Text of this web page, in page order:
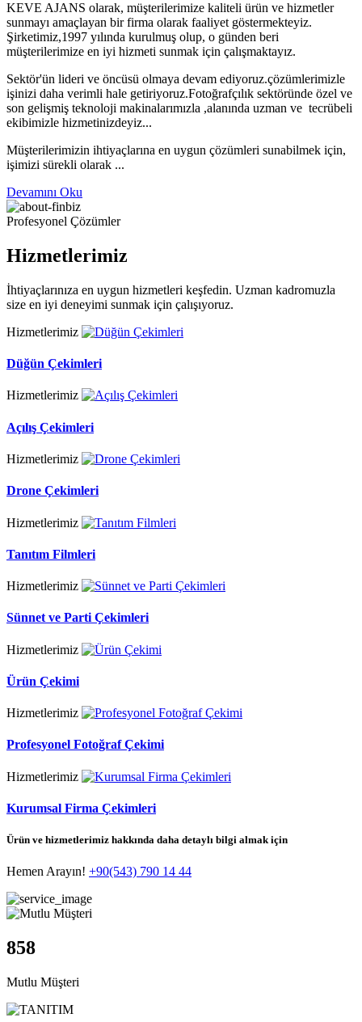
KEVE AJANS olarak, müşterilerimize kaliteli ürün ve hizmetler
sunmayı amaçlayan bir firma olarak faaliyet göstermekteyiz.
Şirketimiz,1997 yılında kurulmuş olup, o günden beri
müşterilerimize en iyi hizmeti sunmak için çalışmaktayız.
Sektör'ün lideri ve öncüsü olmaya devam ediyoruz.çözümlerimizle
işinizi daha verimli hale getiriyoruz.Fotoğrafçılık sektöründe özel ve
son gelişmiş teknoloji makinalarımızla ,alanında uzman ve tecrübeli
ekibimizle hizmetinizdeyiz...
Müşterilerimizin ihtiyaçlarına en uygun çözümleri sunabilmek için,
işimizi sürekli olarak ...
Devamını Oku
Profesyonel Çözümler
Hizmetlerimiz
İhtiyaçlarınıza en uygun hizmetleri keşfedin. Uzman kadromuzla
size en iyi deneyimi sunmak için çalışıyoruz.
Hizmetlerimiz
Düğün Çekimleri
Hizmetlerimiz
Açılış Çekimleri
Hizmetlerimiz
Drone Çekimleri
Hizmetlerimiz
Tanıtım Filmleri
Hizmetlerimiz
Sünnet ve Parti Çekimleri
Hizmetlerimiz
Ürün Çekimi
Hizmetlerimiz
Profesyonel Fotoğraf Çekimi
Hizmetlerimiz
Kurumsal Firma Çekimleri
Ürün ve hizmetlerimiz hakkında daha detaylı bilgi almak için
Hemen Arayın! +90(543) 790 14 44
858
Mutlu Müşteri